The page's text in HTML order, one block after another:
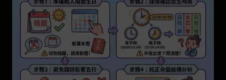
Aplikasi Kehidupan Bazi Ramalan Tahun 2026
Taburan Kekuatan Lima Unsur